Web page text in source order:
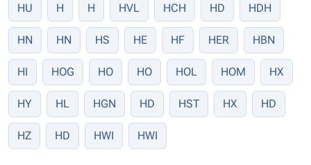
HU H H HVL HCH HD HDH
HN HN HS HE HF HER HBN
HI HOG HO HO HOL HOM HX
HY HL HGN HD HST HX HD
HZ HD HWI HWI